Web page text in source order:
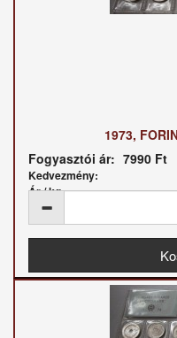
1973,
Fogyasztói ár: 7990 Ft
Kedvezmény:
Ár / kg: